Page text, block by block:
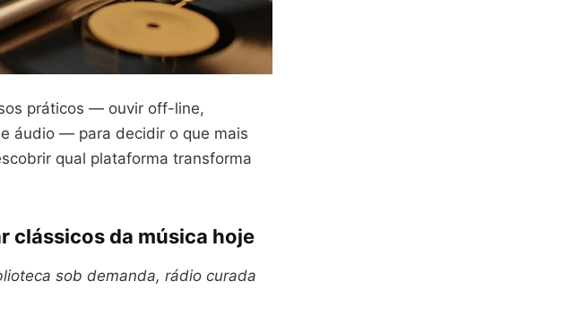
práticos — ouvir off-line,
áudio — para decidir o que mais
qual plataforma transforma
clássicos da música hoje
sob demanda, rádio curada